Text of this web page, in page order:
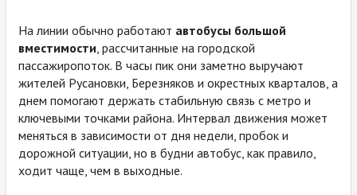
На линии обычно работают автобусы большой
вместимости , рассчитанные на городской
пассажиропоток. В часы пик они заметно выручают
жителей Русановки, Березняков и окрестных кварталов, а
днем помогают держать стабильную связь с метро и
ключевыми точками района. Интервал движения может
меняться в зависимости от дня недели, пробок и
дорожной ситуации, но в будни автобус, как правило,
ходит чаще, чем в выходные.